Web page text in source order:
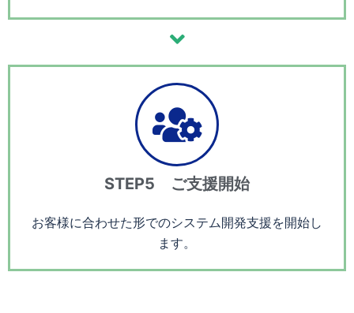
STEP5 ご支援開始
お客様に合わせた形でのシステム開発支援を開始し
ます。